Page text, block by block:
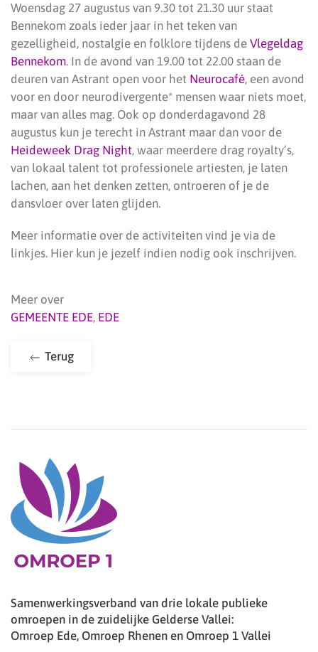
Woensdag 27 augustus van 9.30 tot 21.30 uur staat
Bennekom zoals ieder jaar in het teken van
gezelligheid, nostalgie en folklore tijdens de Vlegeldag
Bennekom. In de avond van 19.00 tot 22.00 staan de
deuren van Astrant open voor het Neurocafé, een avond
voor en door neurodivergente* mensen waar niets moet,
maar van alles mag. Ook op donderdagavond 28
augustus kun je terecht in Astrant maar dan voor de
Heideweek Drag Night, waar meerdere drag royalty’s,
van lokaal talent tot professionele artiesten, je laten
lachen, aan het denken zetten, ontroeren of je de
dansvloer over laten glijden.
Meer informatie over de activiteiten vind je via de
linkjes. Hier kun je jezelf indien nodig ook inschrijven.
Meer over
GEMEENTE EDE, EDE
Terug
Samenwerkingsverband van drie lokale publieke
omroepen in de zuidelijke Gelderse Vallei:
Omroep Ede, Omroep Rhenen en Omroep 1 Vallei